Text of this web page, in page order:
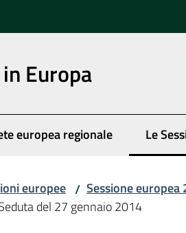
Europa
europea regionale Le
Menu
europee / Sessione europea
del 27 gennaio 2014